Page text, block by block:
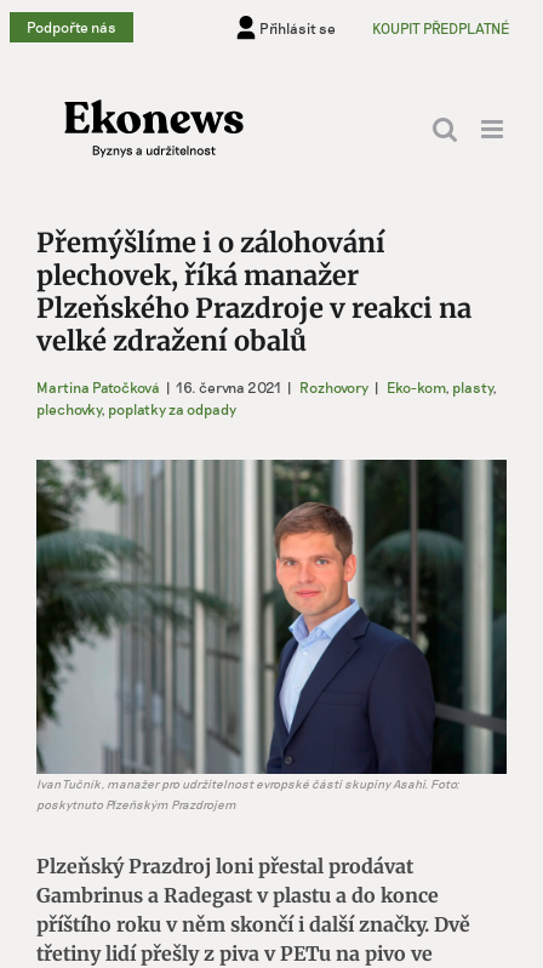
Přeskočit
na
Podpořte nás Přihlásit se KOUPIT PŘEDPLATNÉ
Přemýšlíme i o zálohování
plechovek, říká manažer
Plzeňského Prazdroje v reakci na
velké zdražení obalů
Martina Patočková | 16. června 2021 | Rozhovory | Eko-kom, plasty,
plechovky, poplatky za odpady
Zobrazit
větší
obrázek
Ivan Tučník, manažer pro udržitelnost evropské části skupiny Asahi. Foto:
poskytnuto Plzeňským Prazdrojem
Plzeňský Prazdroj loni přestal prodávat
Gambrinus a Radegast v plastu a do konce
příštího roku v něm skončí i další značky. Dvě
třetiny lidí přešly z piva v PETu na pivo ve